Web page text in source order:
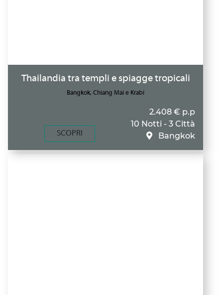
Thailandia tra templi e spiagge tropicali
Bangkok, Chiang Mai e Krabi
SCOPRI
2.408 € p.p
10 Notti - 3 Città
Bangkok